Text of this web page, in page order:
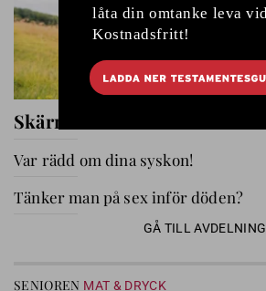
Skärmfri tid med barnbarnen
Var rädd om dina syskon!
Tänker man på sex inför döden?
GÅ TILL AVDELNING
SENIOREN MAT & DRYCK